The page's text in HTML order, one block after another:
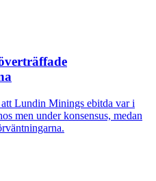
Lundin Minings ebitda var i
men under konsensus, medan